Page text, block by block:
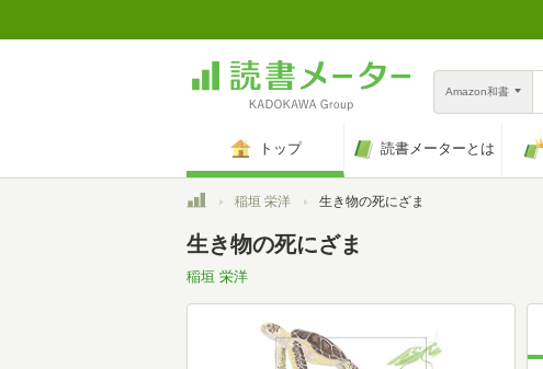
Amazon和書
トップ 読書メーターとは
トップ稲垣 栄洋 生き物の死にざま
生き物の死にざま
稲垣 栄洋